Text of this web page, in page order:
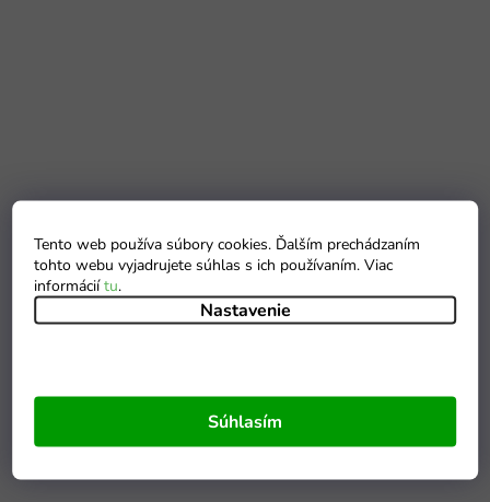
Tento web používa súbory cookies. Ďalším prechádzaním
tohto webu vyjadrujete súhlas s ich používaním. Viac
informáciítu.
Nastavenie
Súhlasím